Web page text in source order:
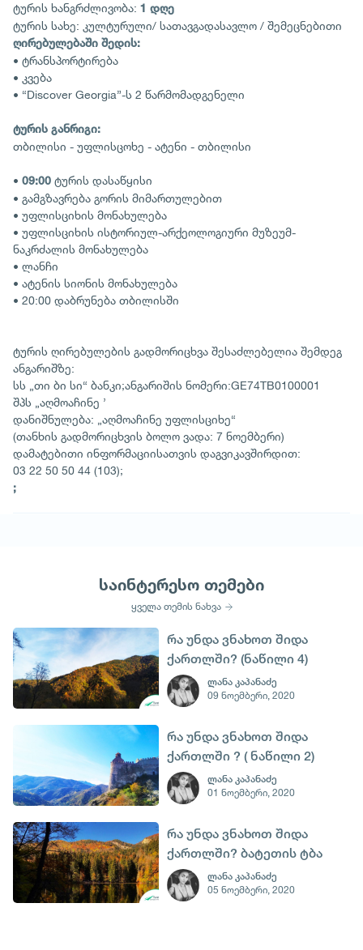
ტურის ხანგრძლივობა: 1 დღე
ტურის სახე: კულტურული/ სათავგადასავლო / შემეცნებითი
ღირებულებაში შედის:
• ტრანსპორტირება
• კვება
• “Discover Georgia”-ს 2 წარმომადგენელი
ტურის განრიგი:
თბილისი - უფლისცოხე - ატენი - თბილისი
• 09:00 ტურის დასაწყისი
• გამგზავრება გორის მიმართულებით
• უფლისციხის მონახულება
• უფლისციხის ისტორიულ-არქეოლოგიური მუზეუმ-
ნაკრძალის მონახულება
• ლანჩი
• ატენის სიონის მონახულება
• 20:00 დაბრუნება თბილისში
ტურის ღირებულების გადმორიცხვა შესაძლებელია შემდეგ
ანგარიშზე:
სს „თი ბი სი“ ბანკი;ანგარიშის ნომერი:GE74TB0100001
შპს „აღმოაჩინე ’
დანიშნულება: „აღმოაჩინე უფლისციხე“
(თანხის გადმორიცხვის ბოლო ვადა: 7 ნოემბერი)
დამატებითი ინფორმაციისათვის დაგვიკავშირდით:
03 22 50 50 44 (103);
;
საინტერესო თემები
ყველა თემის ნახვა
რა უნდა ვნახოთ შიდა
ქართლში? (ნაწილი 4)
ლანა კაპანაძე
09 ნოემბერი, 2020
რა უნდა ვნახოთ შიდა
ქართლში ? ( ნაწილი 2)
ლანა კაპანაძე
01 ნოემბერი, 2020
რა უნდა ვნახოთ შიდა
ქართლში? ბატეთის ტბა
(ნაწილის 3)ლანა კაპანაძე
05 ნოემბერი, 2020